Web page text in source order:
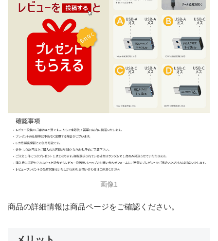
画像1
商品の詳細情報は商品ページをご確認ください。